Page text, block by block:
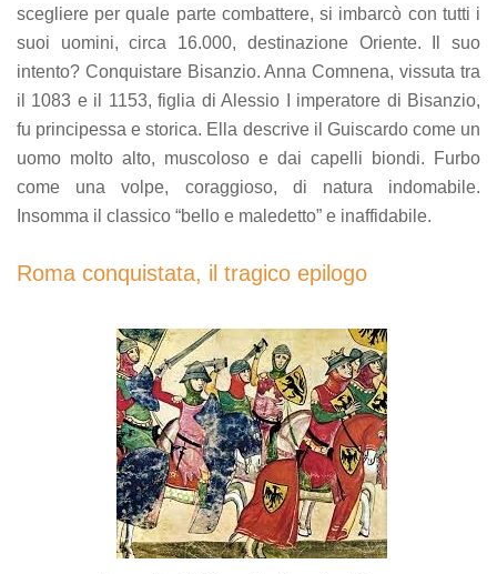
scegliere per quale parte combattere, si imbarcò con tutti i
suoi uomini, circa 16.000, destinazione Oriente. Il suo
intento? Conquistare Bisanzio. Anna Comnena, vissuta tra
il 1083 e il 1153, figlia di Alessio I imperatore di Bisanzio,
fu principessa e storica. Ella descrive il Guiscardo come un
uomo molto alto, muscoloso e dai capelli biondi. Furbo
come una volpe, coraggioso, di natura indomabile.
Insomma il classico “bello e maledetto” e inaffidabile.
Roma conquistata, il tragico epilogo